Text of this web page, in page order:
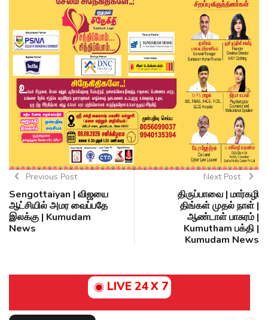
Previous Post
Sengottaiyan | விஜயை
ஆட்சியில் அமர வைப்பதே
இலக்கு | Kumudam
News
Next Post
திருப்பாவை | மார்கழி
திங்கள் முதல் நாள் |
ஆண்டாள் பாசுரம் |
Kumutham பக்தி |
Kumudam News
LIVE 24 X 7